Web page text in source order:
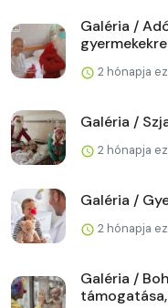
Galéria /
gyermekekre
2 hónapja
Galéria /
2 hónapja
Galéria /
2 hónapja
Galéria /
támogatása,